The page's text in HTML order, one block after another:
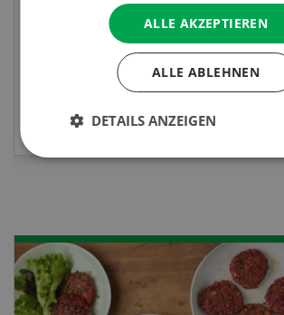
präsentiert wird.ALLE AKZEPTIEREN
ALLE ABLEHNEN
DETAILS ANZEIGEN